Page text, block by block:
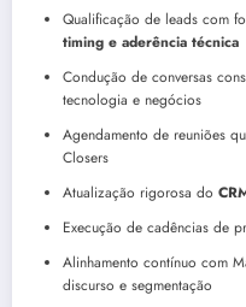
Qualificação de leads com
timing e aderência técnica
Condução de conversas
tecnologia e negócios
Agendamento de reuniões
Closers
Atualização rigorosa do
Execução de cadências de
Alinhamento contínuo com
discurso e segmentação